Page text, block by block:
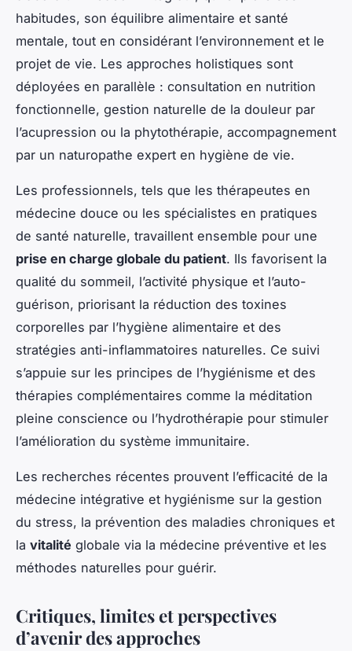
habitudes, son équilibre alimentaire et santé
mentale, tout en considérant l’environnement et le
projet de vie. Les approches holistiques sont
déployées en parallèle : consultation en nutrition
fonctionnelle, gestion naturelle de la douleur par
l’acupression ou la phytothérapie, accompagnement
par un naturopathe expert en hygiène de vie.
Les professionnels, tels que les thérapeutes en
médecine douce ou les spécialistes en pratiques
de santé naturelle, travaillent ensemble pour une
prise en charge globale du patient. Ils favorisent la
qualité du sommeil, l’activité physique et l’auto-
guérison, priorisant la réduction des toxines
corporelles par l’hygiène alimentaire et des
stratégies anti-inflammatoires naturelles. Ce suivi
s’appuie sur les principes de l’hygiénisme et des
thérapies complémentaires comme la méditation
pleine conscience ou l’hydrothérapie pour stimuler
l’amélioration du système immunitaire.
Les recherches récentes prouvent l’efficacité de la
médecine intégrative et hygiénisme sur la gestion
du stress, la prévention des maladies chroniques et
la vitalité globale via la médecine préventive et les
méthodes naturelles pour guérir.
Critiques, limites et perspectives
d’avenir des approches